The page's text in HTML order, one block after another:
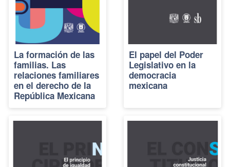
La formación de las
familias. Las
relaciones familiares
en el derecho de la
República Mexicana
El papel del Poder
Legislativo en la
democracia
mexicana